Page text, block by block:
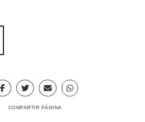
COMPARTIR PÁGINA